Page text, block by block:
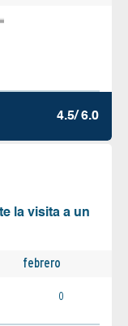
4.5/ 6.0
la visita a un
febrero
0